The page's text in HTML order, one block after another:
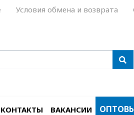
Условия обмена и возврата
КОНТАКТЫ ВАКАНСИИ